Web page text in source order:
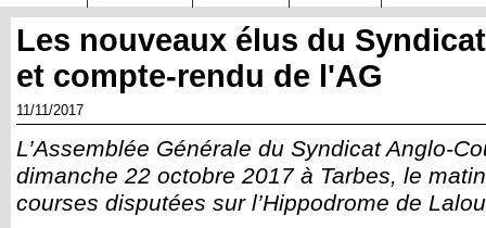
Les nouveaux élus du
et compte-rendu de l'AG
11/11/2017
L’Assemblée Générale du Syndicat Anglo-
dimanche 22 octobre 2017 à Tarbes, le
courses disputées sur l’Hippodrome de